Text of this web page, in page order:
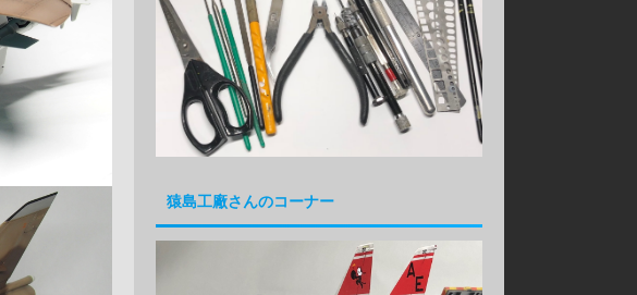
猿島工廠さんのコーナー